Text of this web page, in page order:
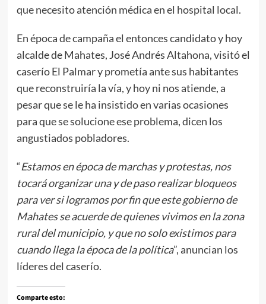
que necesito atención médica en el hospital local.
En época de campaña el entonces candidato y hoy
alcalde de Mahates, José Andrés Altahona, visitó el
caserío El Palmar y prometía ante sus habitantes
que reconstruiría la vía, y hoy ni nos atiende, a
pesar que se le ha insistido en varias ocasiones
para que se solucione ese problema, dicen los
angustiados pobladores.
“Estamos en época de marchas y protestas, nos
tocará organizar una y de paso realizar bloqueos
para ver si logramos por fin que este gobierno de
Mahates se acuerde de quienes vivimos en la zona
rural del municipio, y que no solo existimos para
cuando llega la época de la política”, anuncian los
líderes del caserío.
Comparte esto: